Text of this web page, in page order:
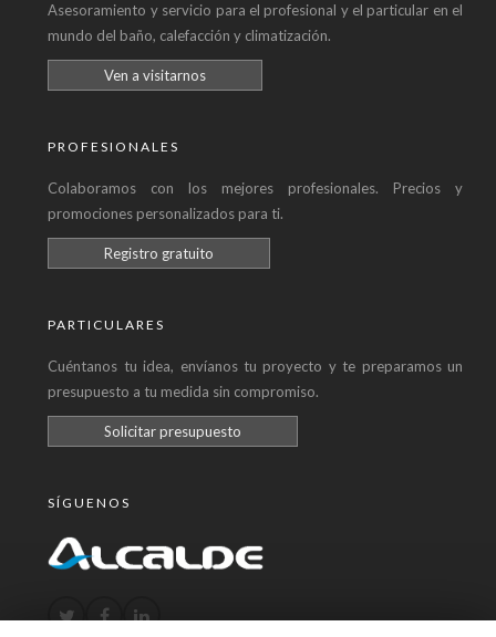
Asesoramiento y servicio para el profesional y el particular en el
mundo del baño, calefacción y climatización.
Ven a visitarnos
PROFESIONALES
Colaboramos con los mejores profesionales. Precios y
promociones personalizados para ti.
Registro gratuito
PARTICULARES
Cuéntanos tu idea, envíanos tu proyecto y te preparamos un
presupuesto a tu medida sin compromiso.
Solicitar presupuesto
SÍGUENOS